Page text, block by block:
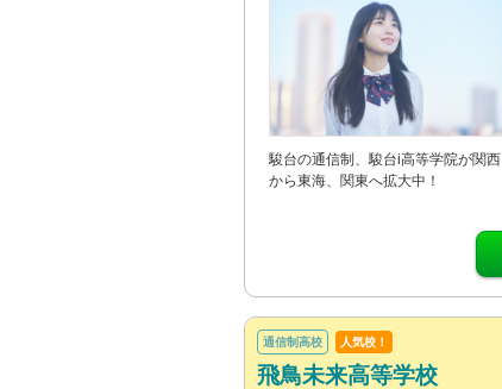
駿台の通信制、駿台i高等学院が関西
から東海、関東へ拡大中！
通信制高校 人気校！
飛鳥未来高等学校